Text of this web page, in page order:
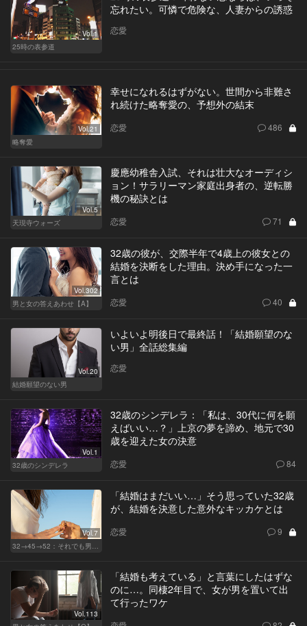
Vol.1
25時の表参道
忘れたい。可憐で危険な、人妻からの誘惑
恋愛
Vol.21
略奪愛
幸せになれるはずがない。世間から非難さ
れ続けた略奪愛の、予想外の結末
恋愛 486
Vol.5
天現寺ウォーズ
慶應幼稚舎入試、それは壮大なオーディシ
ョン！サラリーマン家庭出身者の、逆転勝
機の秘訣とは
恋愛 71
Vol.302
男と女の答えあわせ【A】
32歳の彼が、交際半年で4歳上の彼女との
結婚を決断をした理由。決め手になった一
言とは
恋愛 40
Vol.20
結婚願望のない男
いよいよ明後日で最終話！「結婚願望のな
い男」全話総集編
恋愛
Vol.1
32歳のシンデレラ
32歳のシンデレラ：「私は、30代に何を願
えばいい…？」上京の夢を諦め、地元で30
歳を迎えた女の決意
恋愛 84
Vol.7
32→45→52：それでも男は完成しない。
「結婚はまだいい…」そう思っていた32歳
が、結婚を決意した意外なキッカケとは
恋愛 9
Vol.113
「結婚も考えている」と言葉にしたはずな
のに…。同棲2年目で、女が男を置いて出
て行ったワケ